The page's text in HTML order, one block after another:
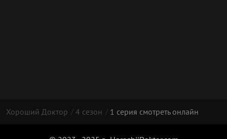
Хороший Доктор 4 сезон 1 серия смотреть онлайн